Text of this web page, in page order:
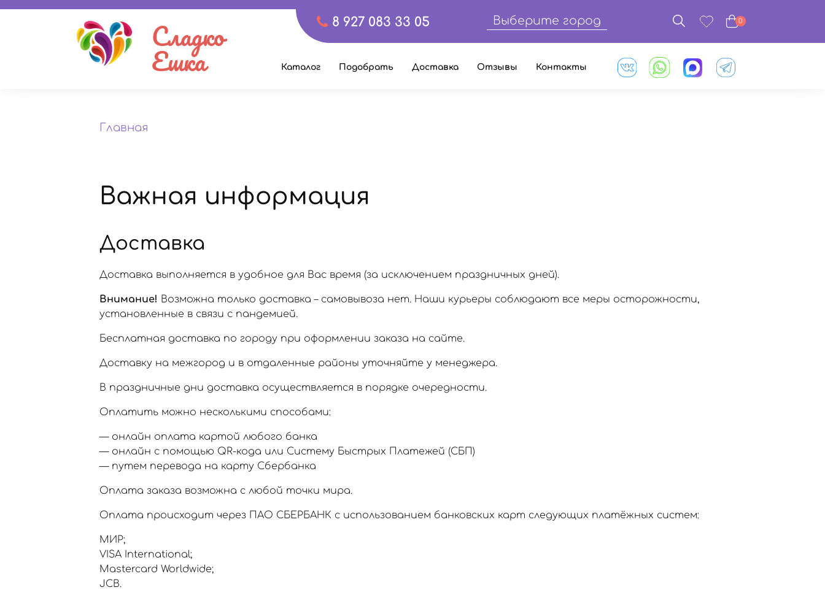
8 927 083 33 05 Выберите город 0
Сладко
Ешка Каталог Подобрать Доставка Отзывы Контакты
Главная
Важная информация
Доставка
Доставка выполняется в удобное для Вас время (за исключением праздничных дней).
Внимание! Возможна только доставка – самовывоза нет. Наши курьеры соблюдают все меры осторожности,
установленные в связи с пандемией.
Бесплатная доставка по городу при оформлении заказа на сайте.
Доставку на межгород и в отдаленные районы уточняйте у менеджера.
В праздничные дни доставка осуществляется в порядке очередности.
Оплатить можно несколькими способами:
— онлайн оплата картой любого банка
— онлайн с помощью QR-кода или Систему Быстрых Платежей (СБП)
— путем перевода на карту Сбербанка
Оплата заказа возможна с любой точки мира.
Оплата происходит через ПАО СБЕРБАНК с использованием банковских карт следующих платёжных систем:
МИР;
VISA International;
Mastercard Worldwide;
JCB.